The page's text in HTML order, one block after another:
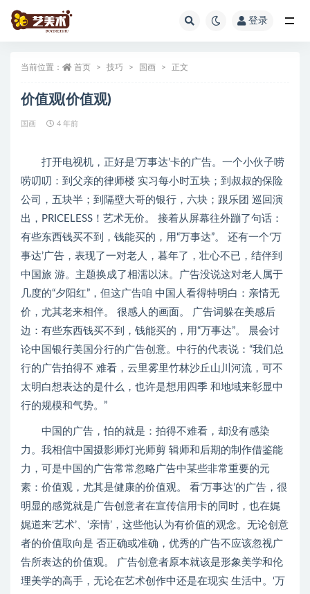
登录
当前位置： 首页 技巧 国画 正文
价值观(价值观)
国画 4 年前
打开电视机，正好是‘万事达’卡的广告。一个小伙子唠
唠叨叨：到父亲的律师楼 实习每小时五块；到叔叔的保险
公司，五块半；到隔壁大哥的银行，六块；跟乐团 巡回演
出，PRICELESS！艺术无价。 接着从屏幕往外蹦了句话：
有些东西钱买不到，钱能买的，用“万事达”。 还有一个‘万
事达’广告，表现了一对老人，暮年了，壮心不已，结伴到
中国旅 游。主题换成了相濡以沫。广告没说这对老人属于
几度的“夕阳红”，但这广告咱 中国人看得特明白：亲情无
价，尤其老来相伴。 很感人的画面。 广告词躲在美感后
边：有些东西钱买不到，钱能买的，用“万事达”。 晨会讨
论中国银行美国分行的广告创意。中行的代表说：“我们总
行的广告拍得不 难看，云里雾里竹林沙丘山川河流，可不
太明白想表达的是什么，也许是想用四季 和地域来彰显中
行的规模和气势。”
中国的广告，怕的就是：拍得不难看，却没有感染
力。我相信中国摄影师灯光师剪 辑师和后期的制作借鉴能
力，可是中国的广告常常忽略广告中某些非常重要的元
素：价值观，尤其是健康的价值观。 看‘万事达’的广告，很
明显的感觉就是广告创意者在宣传信用卡的同时，也在娓
娓道来‘艺术’、‘亲情’，这些他认为有价值的观念。无论创意
者的价值取向是 否正确或准确，优秀的广告不应该忽视广
告所表达的价值观。 广告创意者原本就该是形象美学和伦
理美学的高手，无论在艺术创作中还是在现实 生活中。‘万